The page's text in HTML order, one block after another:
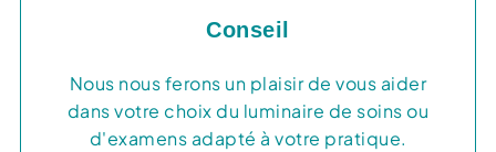
Conseil
Nous nous ferons un plaisir de vous aider
dans votre choix du luminaire de soins ou
d'examens adapté à votre pratique.